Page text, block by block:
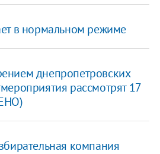
в нормальном режиме
днепропетровских
рассмотрят 17
компания